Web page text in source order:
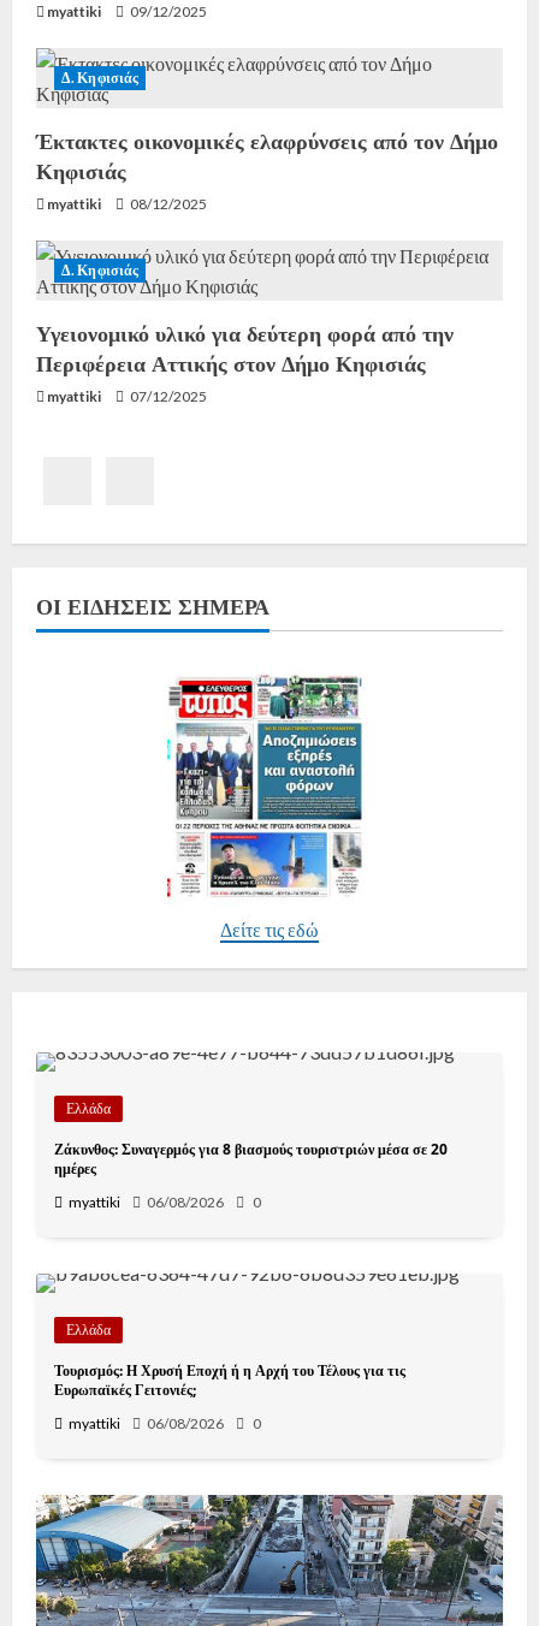
myattiki 09/12/2025
Δ. Κηφισιάς
Έκτακτες οικονομικές ελαφρύνσεις από τον Δήμο
Κηφισιάς
myattiki 08/12/2025
Δ. Κηφισιάς
Υγειονομικό υλικό για δεύτερη φορά από την
Περιφέρεια Αττικής στον Δήμο Κηφισιάς
myattiki 07/12/2025
ΟΙ ΕΙΔΉΣΕΙΣ ΣΉΜΕΡΑ
Δείτε τις εδώ
Ελλάδα
Ζάκυνθος: Συναγερμός για 8 βιασμούς τουριστριών μέσα σε 20
ημέρες
myattiki 06/08/2026 0
Ελλάδα
Τουρισμός: Η Χρυσή Εποχή ή η Αρχή του Τέλους για τις
Ευρωπαϊκές Γειτονιές;
myattiki 06/08/2026 0